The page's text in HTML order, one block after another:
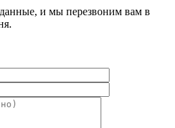
и мы перезвоним вам в